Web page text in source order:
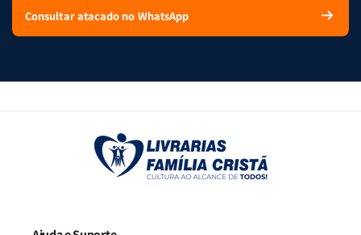
Consultar atacado no WhatsApp